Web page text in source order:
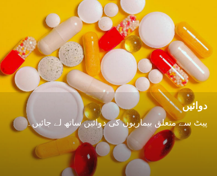
دوائیں
پیٹ سے متعلق بیماریوں کی دوائیں ساتھ لے جائیں۔